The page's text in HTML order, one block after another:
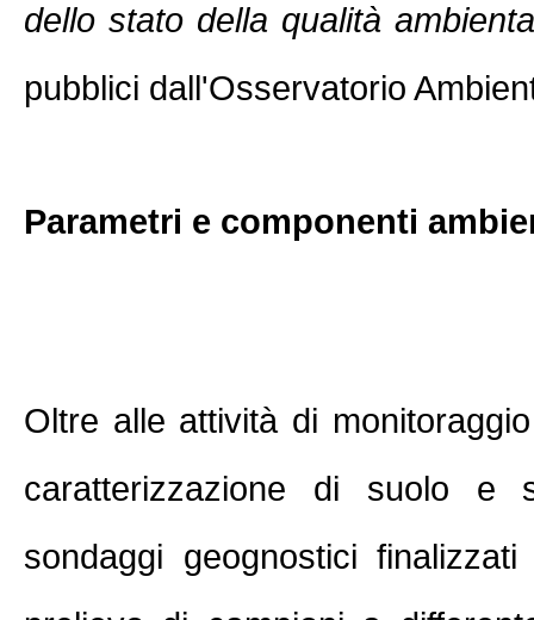
dello stato della qualità
pubblici dall'Osservatorio
Parametri e componenti
Oltre alle attività di
caratterizzazione di suolo e
sondaggi geognostici